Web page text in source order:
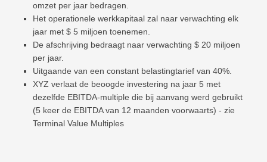
omzet per jaar bedragen.
Het operationele werkkapitaal zal naar verwachting elk
jaar met $ 5 miljoen toenemen.
De afschrijving bedraagt ​​naar verwachting $ 20 miljoen
per jaar.
Uitgaande van een constant belastingtarief van 40%.
XYZ verlaat de beoogde investering na jaar 5 met
dezelfde EBITDA-multiple die bij aanvang werd gebruikt
(5 keer de EBITDA van 12 maanden voorwaarts) - zie
Terminal Value Multiples